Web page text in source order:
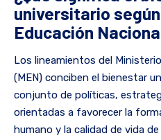
universitario
Educación
Los lineamientos del
(MEN) conciben el bienestar
conjunto de políticas,
orientadas a favorecer la
humano y la calidad de vida